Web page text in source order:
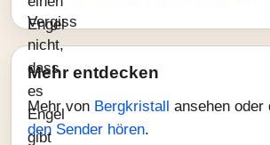
Mehr entdecken
Mehr von Bergkristall ansehen oder
den Sender hören.